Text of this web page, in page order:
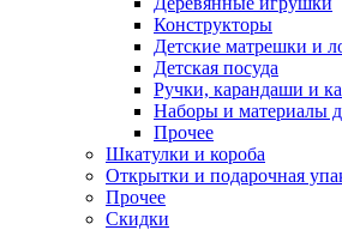
Конструкторы
Детские матрешки и
Детская посуда
Ручки, карандаши и
Наборы и материалы
Прочее
Шкатулки и короба
Открытки и подарочная
Прочее
Скидки